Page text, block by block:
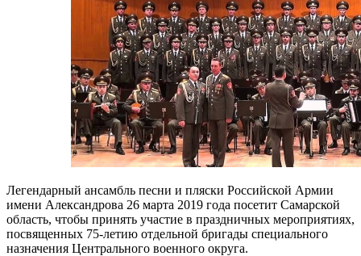
Легендарный ансамбль песни и пляски Российской Армии
имени Александрова 26 марта 2019 года посетит Самарской
область, чтобы принять участие в праздничных мероприятиях,
посвященных 75-летию отдельной бригады специального
назначения Центрального военного округа.